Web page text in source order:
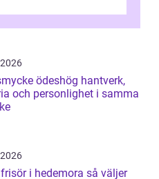
ödeshög hantverk,
och personlighet i samma
i hedemora så väljer